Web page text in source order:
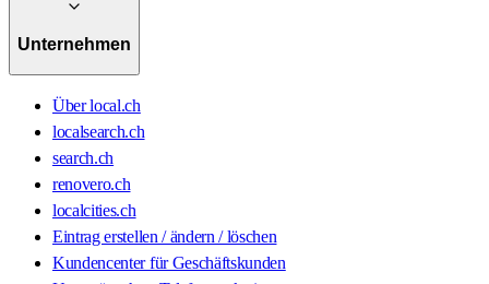
Unternehmen
Über local.ch
localsearch.ch
search.ch
renovero.ch
localcities.ch
Eintrag erstellen / ändern / löschen
Kundencenter für Geschäftskunden